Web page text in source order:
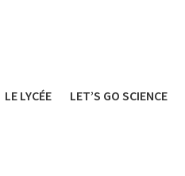
LE LYCÉE LET’S GO SCIENCE